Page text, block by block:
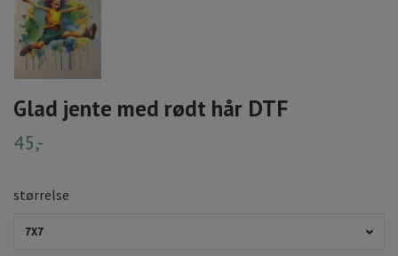
Glad jente med rødt hår DTF
45,-
størrelse
7X7